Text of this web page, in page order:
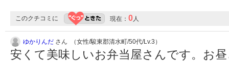
このクチコミに 現在： 0人
ゆかりんだ さん （女性/駿東郡清水町/50代/Lv.3）
安くて美味しいお弁当屋さんです。お